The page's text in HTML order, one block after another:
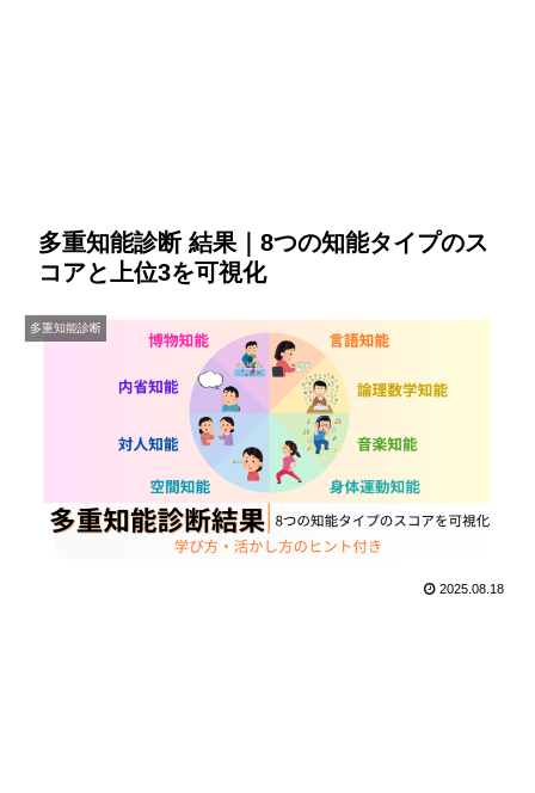
多重知能診断 結果｜8つの知能タイプのス
コアと上位3を可視化
多重知能診断
2025.08.18